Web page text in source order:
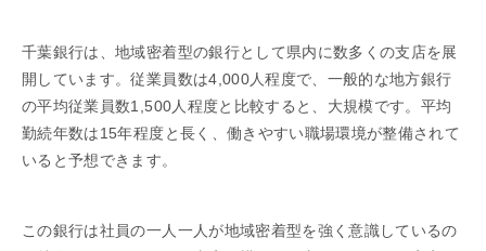
千葉銀行は、地域密着型の銀行として県内に数多くの支店を展
開しています。従業員数は4,000人程度で、一般的な地方銀行
の平均従業員数1,500人程度と比較すると、大規模です。平均
勤続年数は15年程度と長く、働きやすい職場環境が整備されて
いると予想できます。
この銀行は社員の一人一人が地域密着型を強く意識しているの